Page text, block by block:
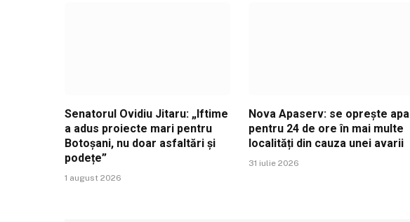
Senatorul Ovidiu Jitaru: „Iftime
a adus proiecte mari pentru
Botoșani, nu doar asfaltări și
podețe”
1 august 2026
Nova Apaserv: se oprește apa
pentru 24 de ore în mai multe
localități din cauza unei avarii
31 iulie 2026